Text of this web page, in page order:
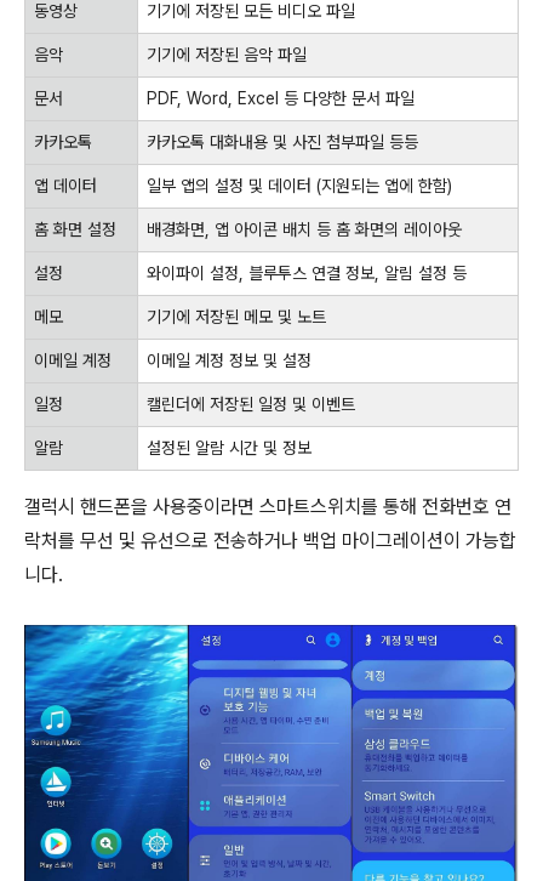
동영상 기기에 저장된 모든 비디오 파일
음악 기기에 저장된 음악 파일
문서 PDF, Word, Excel 등 다양한 문서 파일
카카오톡 카카오톡 대화내용 및 사진 첨부파일 등등
앱 데이터 일부 앱의 설정 및 데이터 (지원되는 앱에 한함)
홈 화면 설정 배경화면, 앱 아이콘 배치 등 홈 화면의 레이아웃
설정 와이파이 설정, 블루투스 연결 정보, 알림 설정 등
메모 기기에 저장된 메모 및 노트
이메일 계정 이메일 계정 정보 및 설정
일정 캘린더에 저장된 일정 및 이벤트
알람 설정된 알람 시간 및 정보
갤럭시 핸드폰을 사용중이라면 스마트스위치를 통해 전화번호 연
락처를 무선 및 유선으로 전송하거나 백업 마이그레이션이 가능합
니다.